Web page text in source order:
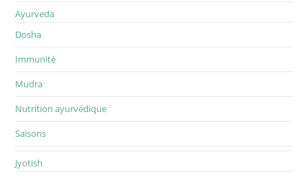
Ayurveda
Dosha
Immunité
Mudra
Nutrition ayurvédique
Saisons
Jyotish